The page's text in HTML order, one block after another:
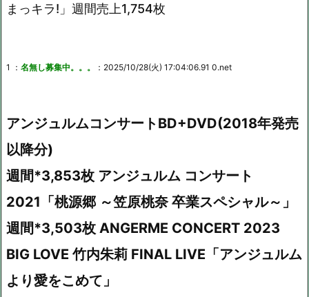
まっキラ!」週間売上1,754枚
1 ： 名無し募集中。。。 ：2025/10/28(火) 17:04:06.91 0.net
アンジュルムコンサートBD+DVD(2018年発売
以降分)
週間*3,853枚 アンジュルム コンサート
2021「桃源郷 ～笠原桃奈 卒業スペシャル～」
週間*3,503枚 ANGERME CONCERT 2023
BIG LOVE 竹内朱莉 FINAL LIVE「アンジュルム
より愛をこめて」